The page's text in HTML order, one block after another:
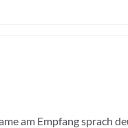
am Empfang sprach